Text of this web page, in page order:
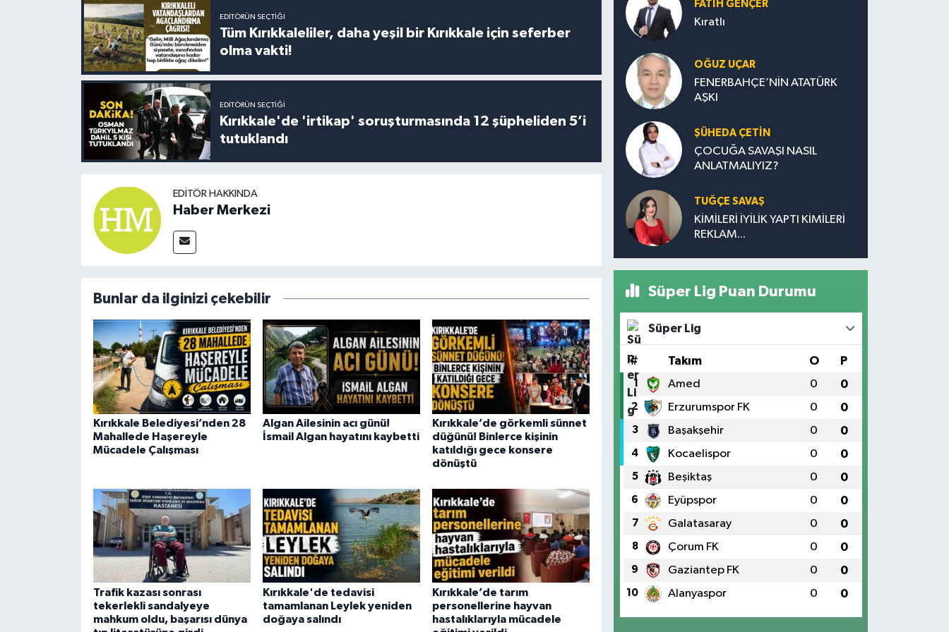
EDITÖRÜN SEÇTIĞI
Tüm Kırıkkaleliler, daha yeşil bir Kırıkkale için seferber
olma vakti!
EDITÖRÜN SEÇTIĞI
Kırıkkale'de 'irtikap' soruşturmasında 12 şüpheliden 5’i
tutuklandı
EDITÖR HAKKINDA
Haber Merkezi
Bunlar da ilginizi çekebilir
Kırıkkale Belediyesi’nden 28
Mahallede Haşereyle
Mücadele Çalışması
Algan Ailesinin acı günü!
İsmail Algan hayatını kaybetti
Kırıkkale’de görkemli sünnet
düğünü! Binlerce kişinin
katıldığı gece konsere
dönüştü
Trafik kazası sonrası
tekerlekli sandalyeye
mahkum oldu, başarısı dünya
Kırıkkale'de tedavisi
tamamlanan Leylek yeniden
doğaya salındı
Kırıkkale’de tarım
personellerine hayvan
hastalıklarıyla mücadele
FATIH GENÇER
Kıratlı
OĞUZ UÇAR
FENERBAHÇE’NİN ATATÜRK
AŞKI
ŞÜHEDA ÇETİN
ÇOCUĞA SAVAŞI NASIL
ANLATMALIYIZ?
TUĞÇE SAVAŞ
KİMİLERİ İYİLİK YAPTI KİMİLERİ
REKLAM...
Süper Lig Puan Durumu
Süper Lig
# Takım O P
1 Amed 0 0
2 Erzurumspor FK 0 0
3 Başakşehir 0 0
4 Kocaelispor 0 0
5 Beşiktaş 0 0
6 Eyüpspor 0 0
7 Galatasaray 0 0
8 Çorum FK 0 0
9 Gaziantep FK 0 0
10 Alanyaspor 0 0